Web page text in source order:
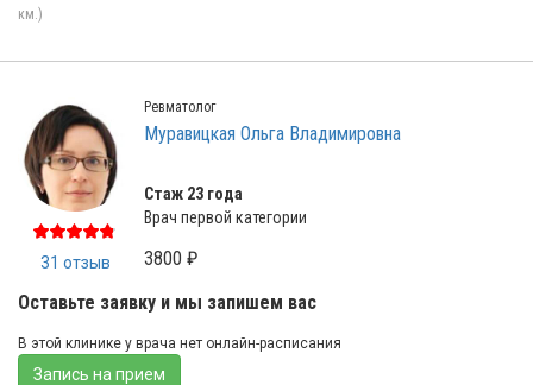
км.)
31 отзыв
Ревматолог
Муравицкая Ольга Владимировна
Стаж 23 года
Врач первой категории
3800 ₽
Оставьте заявку и мы запишем вас
В этой клинике у врача нет онлайн-расписания
Запись на прием